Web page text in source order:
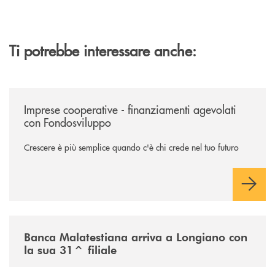
Ti potrebbe interessare anche:
Imprese cooperative - finanziamenti agevolati
con Fondosviluppo
Crescere è più semplice quando c'è chi crede nel tuo futuro
Banca Malatestiana arriva a Longiano con
la sua 31^ filiale